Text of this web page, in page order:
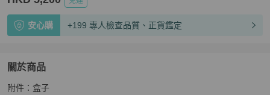
安心購 +199 專人檢查品質、正貨鑑定
關於商品
關於 全新Hermes愛馬仕 蘑菇白銀扣 卡包 B刻 尺寸:10×7
附件：盒子